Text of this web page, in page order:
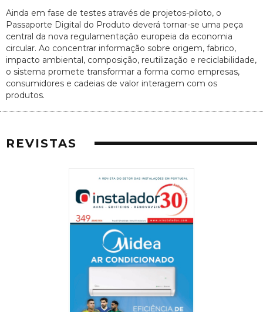
Ainda em fase de testes através de projetos-piloto, o
Passaporte Digital do Produto deverá tornar-se uma peça
central da nova regulamentação europeia da economia
circular. Ao concentrar informação sobre origem, fabrico,
impacto ambiental, composição, reutilização e reciclabilidade,
o sistema promete transformar a forma como empresas,
consumidores e cadeias de valor interagem com os
produtos.
REVISTAS